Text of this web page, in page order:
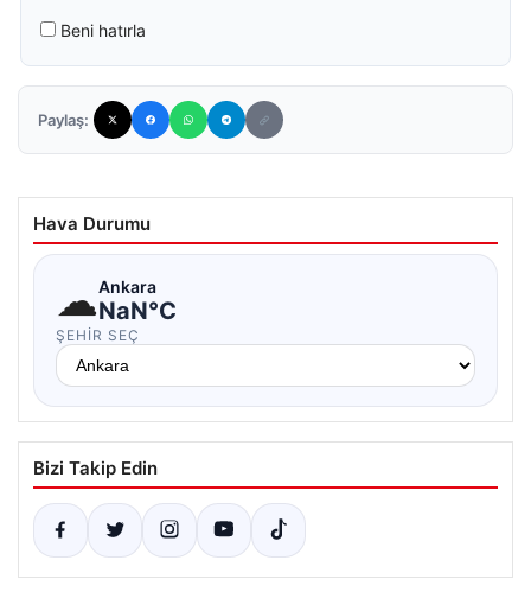
Beni hatırla
Paylaş:
Hava Durumu
☁Ankara
NaN°C
ŞEHIR SEÇ
Bizi Takip Edin